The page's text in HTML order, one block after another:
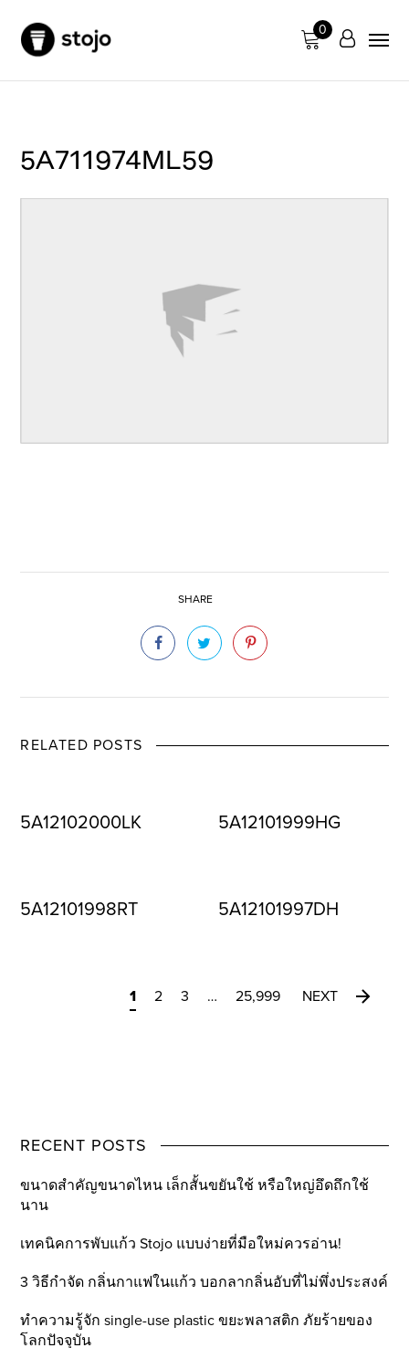
0
5A711974ML59
SHARE
RELATED POSTS
5A12102000LK 5A12101999HG
5A12101998RT 5A12101997DH
1 2 3 … 25,999 NEXT
RECENT POSTS
ขนาดสำคัญขนาดไหน เล็กสั้นขยันใช้ หรือใหญ่อึดถึกใช้
นาน
เทคนิคการพับแก้ว Stojo แบบง่ายที่มือใหม่ควรอ่าน!
3 วิธีกำจัด กลิ่นกาแฟในแก้ว บอกลากลิ่นอับที่ไม่พึ่งประสงค์
ทำความรู้จัก single-use plastic ขยะพลาสติก ภัยร้ายของ
โลกปัจจุบัน